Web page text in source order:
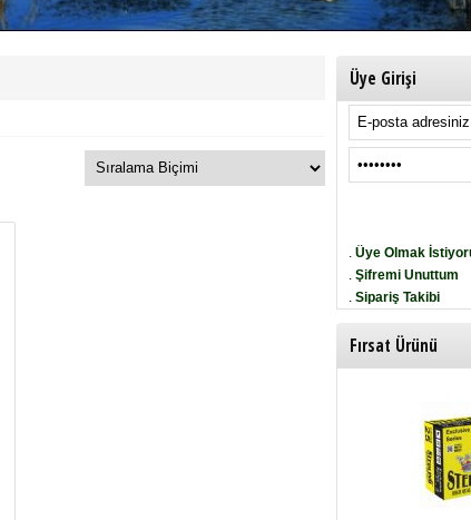
Üye Girişi
. Üye Olmak
. Şifremi Unuttum
. Sipariş Takibi
Fırsat Ürünü